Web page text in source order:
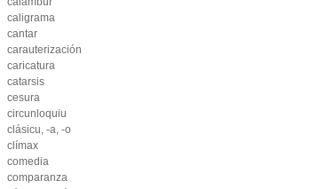
caligrama
cantar
carauterización
caricatura
catarsis
cesura
circunloquiu
clásicu, -a, -o
clímax
comedia
comparanza